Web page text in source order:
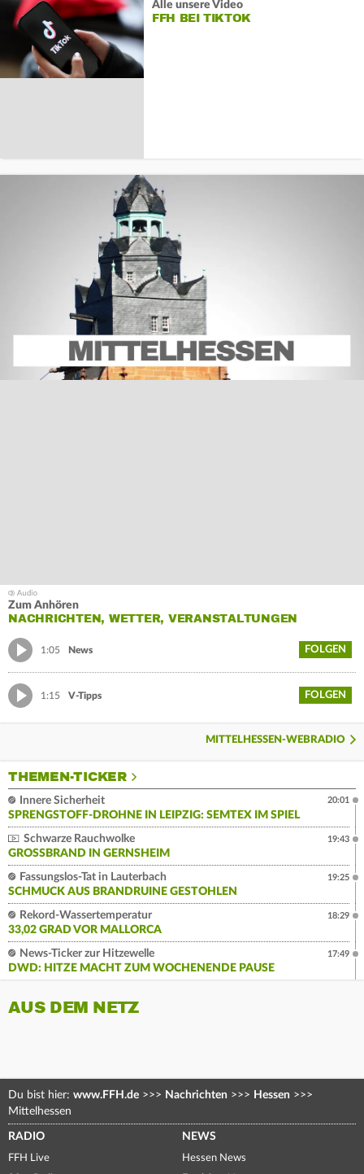
Alle unsere Video
FFH BEI TIKTOK
Zum Anhören
NACHRICHTEN, WETTER, VERANSTALTUNGEN
1:05 News FOLGEN
1:15 V-Tipps FOLGEN
MITTELHESSEN-WEBRADIO
THEMEN-TICKER
Innere Sicherheit
SPRENGSTOFF-DROHNE IN LEIPZIG: SEMTEX IM SPIEL
20:01
Schwarze Rauchwolke
GROSSBRAND IN GERNSHEIM
19:43
Fassungslos-Tat in Lauterbach
SCHMUCK AUS BRANDRUINE GESTOHLEN
19:25
Rekord-Wassertemperatur
33,02 GRAD VOR MALLORCA
18:29
News-Ticker zur Hitzewelle
DWD: HITZE MACHT ZUM WOCHENENDE PAUSE
17:49
AUS DEM NETZ
Du bist hier: www.FFH.de >>> Nachrichten >>> Hessen >>>
Mittelhessen
RADIO
FFH Live
NEWS
Hessen News